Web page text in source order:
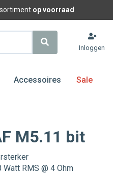
op voorraad
Inloggen
Accessoires Sale
M5.11 bit
RMS @ 4 Ohm